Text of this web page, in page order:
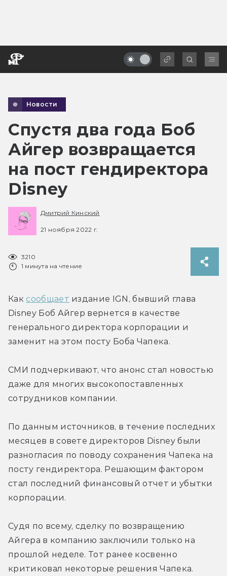
Новости
Спустя два года Боб
Айгер возвращается
на пост гендиректора
Disney
Дмитрий Кинский
21 ноября 2022 г.
3210
1 минута на чтение
Как сообщает издание IGN, бывший глава
Disney Боб Айгер вернется в качестве
генерального директора корпорации и
заменит на этом посту Боба Чапека.
СМИ подчеркивают, что анонс стал новостью
даже для многих высокопоставленных
сотрудников компании.
По данным источников, в течение последних
месяцев в совете директоров Disney были
разногласия по поводу сохранения Чапека на
посту гендиректора. Решающим фактором
стал последний финансовый отчет и убытки
корпорации.
Судя по всему, сделку по возвращению
Айгера в компанию заключили только на
прошлой неделе. Тот ранее косвенно
критиковал некоторые решения Чапека.